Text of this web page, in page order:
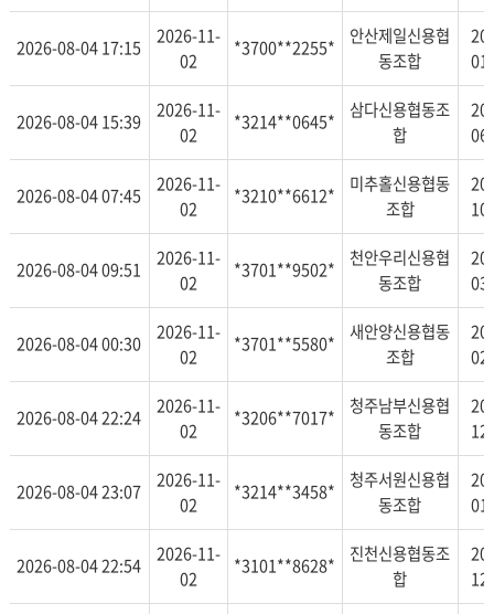
2026-08-04 17:15
2026-11-
02
*3700**2255*
안산제일신용협
동조합
2026-08-04 15:39
2026-11-
02
*3214**0645*
삼다신용협동조
합
2026-08-04 07:45
2026-11-
02
*3210**6612*
미추홀신용협동
조합
2026-08-04 09:51
2026-11-
02
*3701**9502*
천안우리신용협
동조합
2026-08-04 00:30
2026-11-
02
*3701**5580*
새안양신용협동
조합
2026-08-04 22:24
2026-11-
02
*3206**7017*
청주남부신용협
동조합
2026-08-04 23:07
2026-11-
02
*3214**3458*
청주서원신용협
동조합
2026-08-04 22:54
2026-11-
02
*3101**8628*
진천신용협동조
합